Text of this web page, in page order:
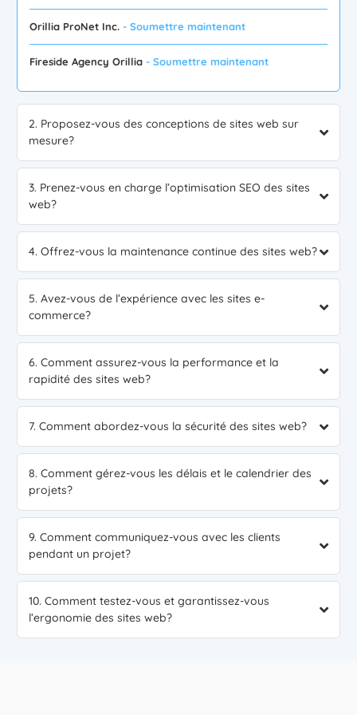
Orillia ProNet Inc. - Soumettre maintenant
Fireside Agency Orillia - Soumettre maintenant
2. Proposez-vous des conceptions de sites web sur
mesure?
3. Prenez-vous en charge l’optimisation SEO des sites
web?
4. Offrez-vous la maintenance continue des sites web?
5. Avez-vous de l’expérience avec les sites e-
commerce?
6. Comment assurez-vous la performance et la
rapidité des sites web?
7. Comment abordez-vous la sécurité des sites web?
8. Comment gérez-vous les délais et le calendrier des
projets?
9. Comment communiquez-vous avec les clients
pendant un projet?
10. Comment testez-vous et garantissez-vous
l’ergonomie des sites web?